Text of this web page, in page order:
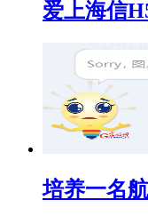
爱上海信
培养一名